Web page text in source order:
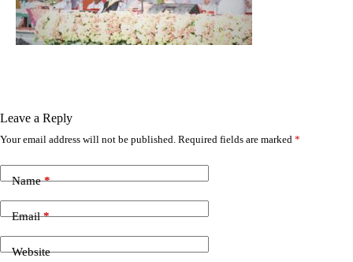
Leave a Reply
Your email address will not be published. Required fields are marked *
Name*
Email*
Website